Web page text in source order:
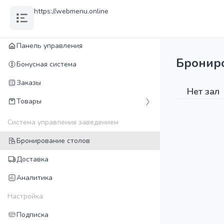
https://.webmenu.online
Панель управления
Бонусная система
Заказы
Товары
Система управления заведением
Бронирование столов
Доставка
Аналитика
Настройка
Подписка
Нет зал